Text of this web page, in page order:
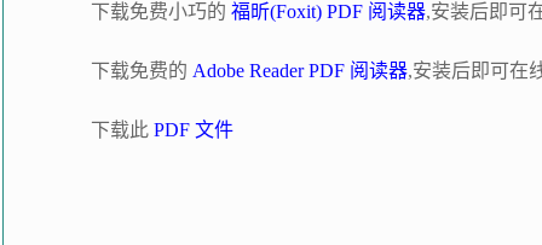
下载免费小巧的 福昕(Foxit) PDF 阅读器,安装后即可
下载免费的 Adobe Reader PDF 阅读器,安装后即可在
下载此 PDF 文件